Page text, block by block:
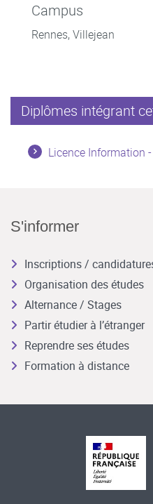
Campus
Rennes, Villejean
Diplômes intégrant
Licence Information
S'informer
Inscriptions /
Organisation des études
Alternance / Stages
Partir étudier à l’étranger
Reprendre ses études
Formation à distance